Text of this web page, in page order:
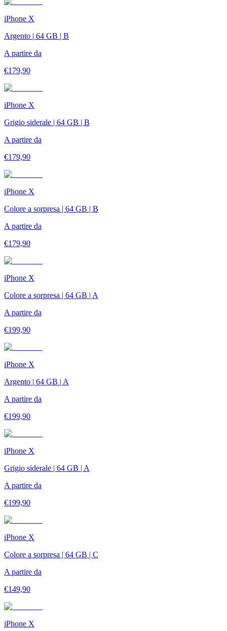
iPhone X
Argento | 64 GB | B
A partire da
€179,90
iPhone X
Grigio siderale | 64 GB | B
A partire da
€179,90
iPhone X
Colore a sorpresa | 64 GB | B
A partire da
€179,90
iPhone X
Colore a sorpresa | 64 GB | A
A partire da
€199,90
iPhone X
Argento | 64 GB | A
A partire da
€199,90
iPhone X
Grigio siderale | 64 GB | A
A partire da
€199,90
iPhone X
Colore a sorpresa | 64 GB | C
A partire da
€149,90
iPhone X